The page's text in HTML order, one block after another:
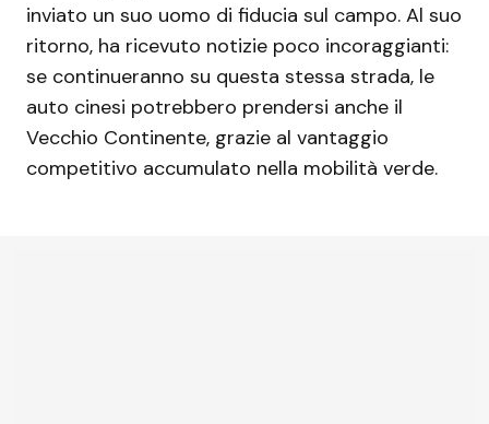
inviato un suo uomo di fiducia sul campo. Al suo
ritorno, ha ricevuto notizie poco incoraggianti:
se continueranno su questa stessa strada, le
auto cinesi potrebbero prendersi anche il
Vecchio Continente, grazie al vantaggio
competitivo accumulato nella mobilità verde.